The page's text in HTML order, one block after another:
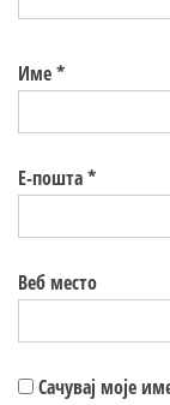
Име*
Е-пошта*
Веб место
Сачувај моје